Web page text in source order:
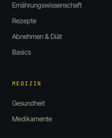
Ernährungswissenschaft
Rezepte
Abnehmen & Diät
Basics
MEDIZIN
Gesundheit
Medikamente